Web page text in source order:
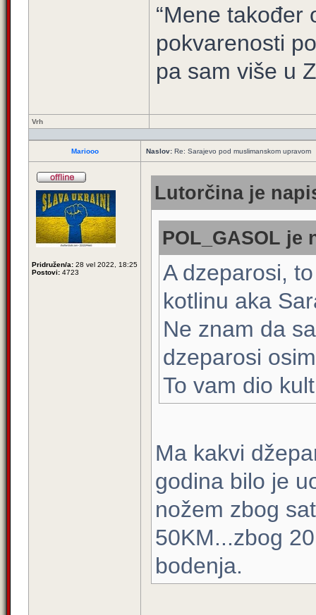
“Mene također
pokvarenosti
pa sam više u
Vrh
Mariooo Naslov: Re: Sarajevo pod muslimanskom upravom
Pridružen/a: 28 vel 2022, 18:25
Postovi: 4723
Lutorčina je
POL_GASOL je
A dzeparosi,
kotlinu aka
Ne znam da
dzeparosi
To vam dio
Ma kakvi
godina bilo je
nožem zbog
50KM...zbog
bodenja.